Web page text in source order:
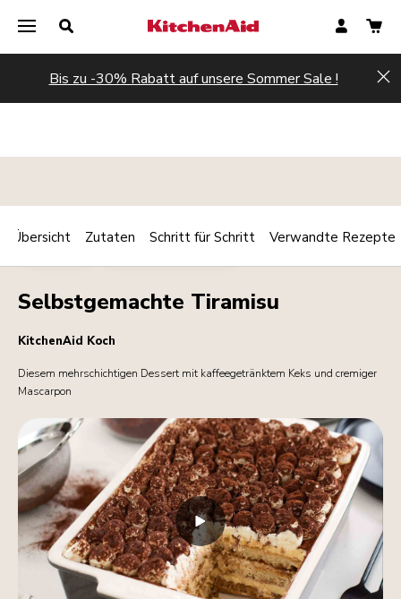
Bis zu -30% Rabatt auf unsere Sommer Sale !
DESSERTS FRÜHSTÜCK/BRUNCH Print
Share
Selbstgemachte Tiramisu
KitchenAid Koch
Diesem mehrschichtigen Dessert mit kaffeegetränktem Keks und cremiger
Mascarpon
Übersicht Zutaten Schritt für Schritt Verwandte Rezepte